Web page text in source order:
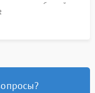
излишних вибраций,
под корпусом.